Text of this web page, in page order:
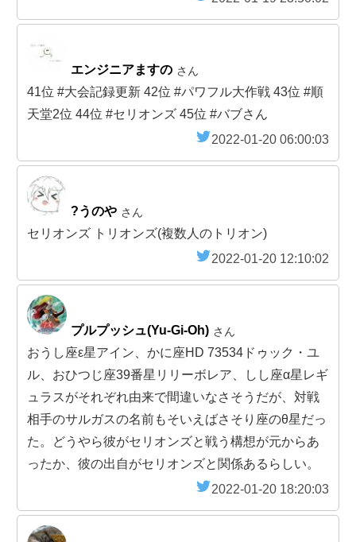
エンジニアますの さん
41位 #大会記録更新 42位 #パワフル大作戦 43位 #順
天堂2位 44位 #セリオンズ 45位 #バブさん
2022-01-20 06:00:03
?うのや さん
セリオンズ トリオンズ(複数人のトリオン)
2022-01-20 12:10:02
プルプッシュ(Yu-Gi-Oh) さん
おうし座ε星アイン、かに座HD 73534ドゥック・ユ
ル、おひつじ座39番星リリーボレア、しし座α星レギ
ュラスがそれぞれ由来で間違いなさそうだが、対戦
相手のサルガスの名前もそいえばさそり座のθ星だっ
た。どうやら彼がセリオンズと戦う構想が元からあ
ったか、彼の出自がセリオンズと関係あるらしい。
2022-01-20 18:20:03